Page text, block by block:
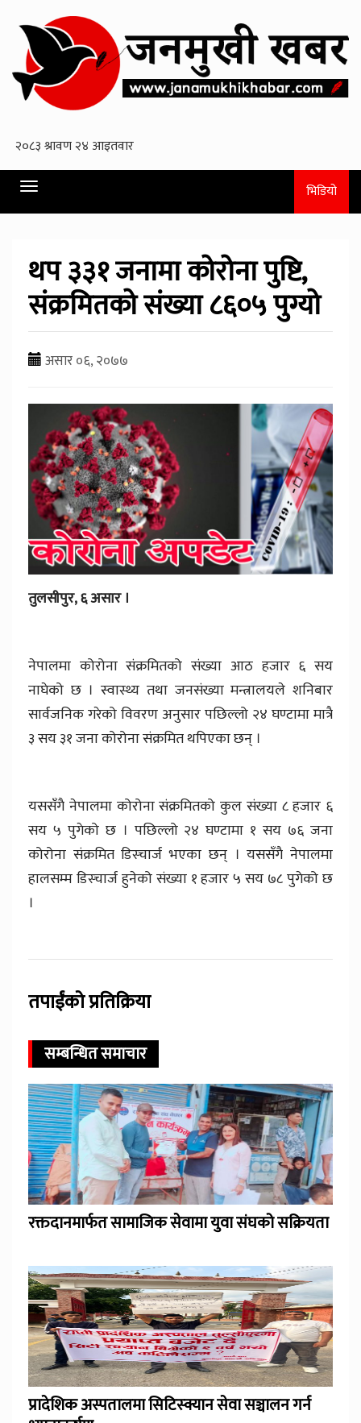
Toggle
navigation
भिडियो
थप ३३१ जनामा कोरोना पुष्टि,
संक्रमितको संख्या ८६०५ पुग्यो
असार ०६, २०७७
तुलसीपुर, ६ असार ।
नेपालमा कोरोना संक्रमितको संख्या आठ हजार ६ सय
नाघेको छ । स्वास्थ्य तथा जनसंख्या मन्त्रालयले शनिबार
सार्वजनिक गरेको विवरण अनुसार पछिल्लो २४ घण्टामा मात्रै
३ सय ३१ जना कोरोना संक्रमित थपिएका छन् ।
यससँगै नेपालमा कोरोना संक्रमितको कुल संख्या ८ हजार ६
सय ५ पुगेको छ । पछिल्लो २४ घण्टामा १ सय ७६ जना
कोरोना संक्रमित डिस्चार्ज भएका छन् । यससँगै नेपालमा
हालसम्म डिस्चार्ज हुनेको संख्या १ हजार ५ सय ७८ पुगेको छ
।
तपाईंको प्रतिक्रिया
सम्बन्धित समाचार
रक्तदानमार्फत सामाजिक सेवामा युवा संघको सक्रियता
प्रादेशिक अस्पतालमा सिटिस्क्यान सेवा सञ्चालन गर्न